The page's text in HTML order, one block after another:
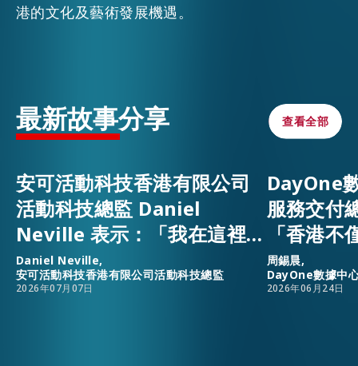
港的文化及藝術發展機遇。
最新故事分享 查看全部
查看全部
安可活動科技香港有限公司
活動科技總監 Daniel
Neville 表示：「我在這裡，
因為香港是全球人才、資源
與事業發展機遇的匯聚之
Daniel Neville,
安可活動科技香港有限公司活動科技總監
2026年07月07日
DayOne
服務交付
「香港
升，還為
安樂窩。
周錫晨,
DayOne數據中
2026年06月24日